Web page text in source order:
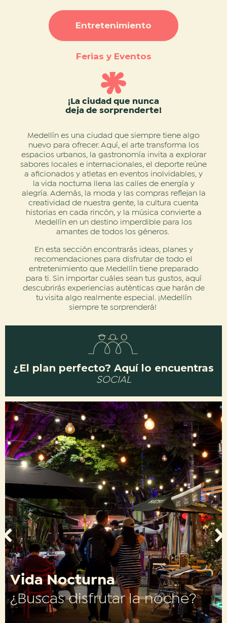
Entretenimiento
Ferias y Eventos
¡La ciudad que nunca
deja de sorprenderte!
Medellín es una ciudad que siempre tiene algo
nuevo para ofrecer. Aquí, el arte transforma los
espacios urbanos, la gastronomía invita a explorar
sabores locales e internacionales, el deporte reúne
a aficionados y atletas en eventos inolvidables, y
la vida nocturna llena las calles de energía y
alegría. Además, la moda y las compras reflejan la
creatividad de nuestra gente, la cultura cuenta
historias en cada rincón, y la música convierte a
Medellín en un destino imperdible para los
amantes de todos los géneros.
En esta sección encontrarás ideas, planes y
recomendaciones para disfrutar de todo el
entretenimiento que Medellín tiene preparado
para ti. Sin importar cuáles sean tus gustos, aquí
descubrirás experiencias auténticas que harán de
tu visita algo realmente especial. ¡Medellín
siempre te sorprenderá!
¿El plan perfecto? Aquí lo encuentras
SOCIAL
Vida Nocturna
¿Buscas disfrutar la noche?